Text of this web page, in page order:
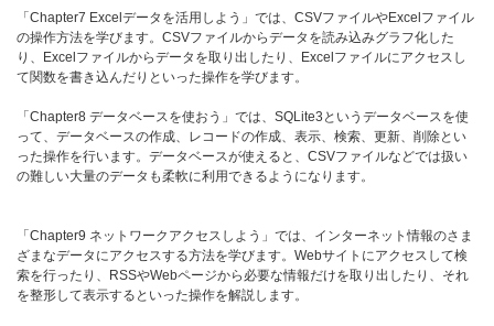
「Chapter7 Excelデータを活用しよう」では、CSVファイルやExcelファイル
の操作方法を学びます。CSVファイルからデータを読み込みグラフ化した
り、Excelファイルからデータを取り出したり、Excelファイルにアクセスし
て関数を書き込んだりといった操作を学びます。
「Chapter8 データベースを使おう」では、SQLite3というデータベースを使
って、データベースの作成、レコードの作成、表示、検索、更新、削除とい
った操作を行います。データベースが使えると、CSVファイルなどでは扱い
の難しい大量のデータも柔軟に利用できるようになります。
「Chapter9 ネットワークアクセスしよう」では、インターネット情報のさま
ざまなデータにアクセスする方法を学びます。Webサイトにアクセスして検
索を行ったり、RSSやWebページから必要な情報だけを取り出したり、それ
を整形して表示するといった操作を解説します。